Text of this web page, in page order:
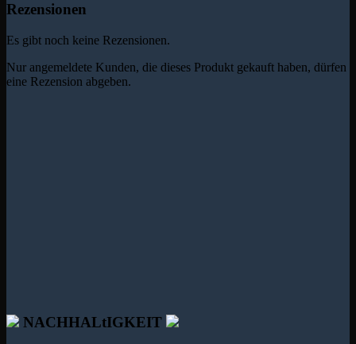
Rezensionen
Es gibt noch keine Rezensionen.
Nur angemeldete Kunden, die dieses Produkt gekauft haben, dürfen
eine Rezension abgeben.
NACHHALtIGKEIT